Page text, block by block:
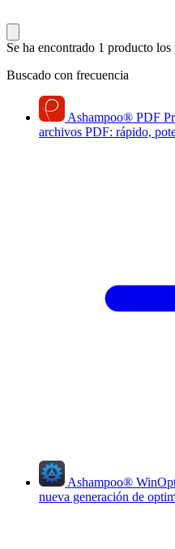
Se ha encontrado 1 producto los
Buscado con frecuencia
Ashampoo® PDF
archivos PDF: rápido,
Ashampoo®
nueva generación de